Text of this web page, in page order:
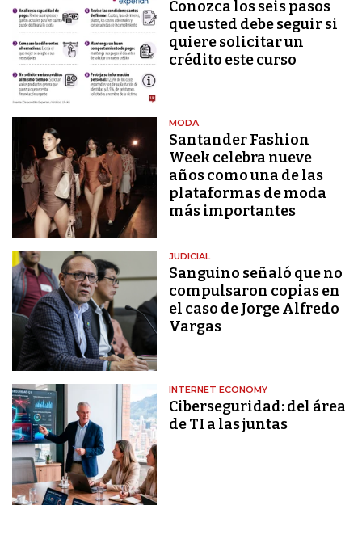
Conozca los seis pasos
que usted debe seguir si
quiere solicitar un
crédito este curso
MODA
Santander Fashion
Week celebra nueve
años como una de las
plataformas de moda
más importantes
JUDICIAL
Sanguino señaló que no
compulsaron copias en
el caso de Jorge Alfredo
Vargas
INTERNET ECONOMY
Ciberseguridad: del área
de TI a las juntas